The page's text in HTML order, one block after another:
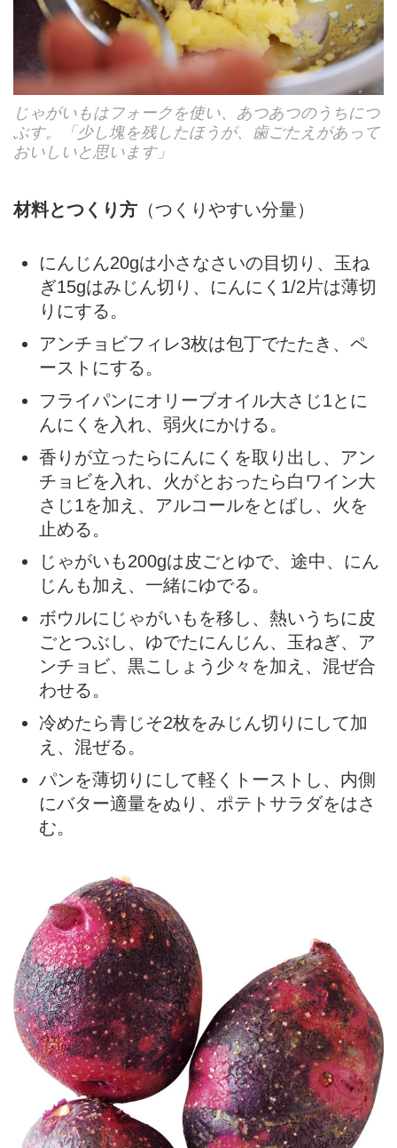
じゃがいもはフォークを使い、あつあつのうちにつ
ぶす。「少し塊を残したほうが、歯ごたえがあって
おいしいと思います」
材料とつくり方 （つくりやすい分量）
にんじん20gは小さなさいの目切り、玉ね
ぎ15gはみじん切り、にんにく1/2片は薄切
りにする。
アンチョビフィレ3枚は包丁でたたき、ペ
ーストにする。
フライパンにオリーブオイル大さじ1とに
んにくを入れ、弱火にかける。
香りが立ったらにんにくを取り出し、アン
チョビを入れ、火がとおったら白ワイン大
さじ1を加え、アルコールをとばし、火を
止める。
じゃがいも200gは皮ごとゆで、途中、にん
じんも加え、一緒にゆでる。
ボウルにじゃがいもを移し、熱いうちに皮
ごとつぶし、ゆでたにんじん、玉ねぎ、ア
ンチョビ、黒こしょう少々を加え、混ぜ合
わせる。
冷めたら青じそ2枚をみじん切りにして加
え、混ぜる。
パンを薄切りにして軽くトーストし、内側
にバター適量をぬり、ポテトサラダをはさ
む。